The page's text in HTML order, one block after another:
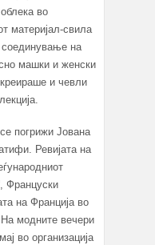
во
материјал-свила
на
машки и женски
и чевли
погрижи Јована
Ревијата на
Француски
на Франција во
модните вечери
во организација